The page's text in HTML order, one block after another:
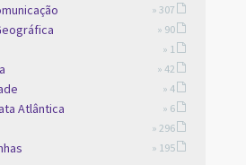
» 307
» 90
» 1
» 42
» 4
Atlântica » 6
» 296
» 195